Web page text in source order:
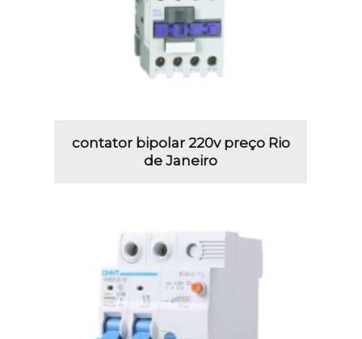
contator bipolar 220v preço Rio
de Janeiro